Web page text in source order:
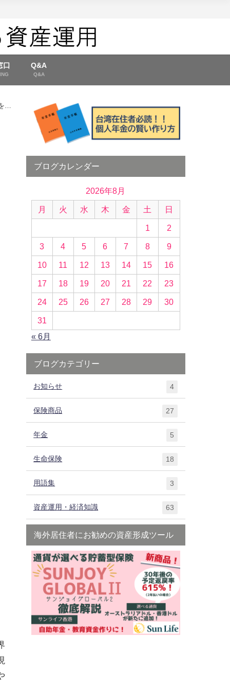
口 Q&A
Q&A
利
ブログカレンダー
2026年8月
月 火 水 木 金 土 日
1 2
3 4 5 6 7 8 9
10 11 12 13 14 15 16
17 18 19 20 21 22 23
24 25 26 27 28 29 30
31
« 6月
ブログカテゴリー
お知らせ 4
保険商品 27
年金 5
生命保険 18
用語集 3
資産運用・経済知識 63
海外居住者にお勧めの資産形成ツール